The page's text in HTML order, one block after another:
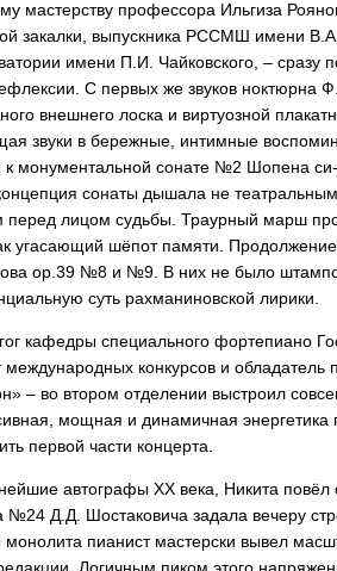
мастерству профессора Ильгиза
закалки, выпускника РССМШ имени В.А.
имени П.И. Чайковского, – сразу
С первых же звуков
внешнего лоска и виртуозной
звуки в бережные, интимные
к монументальной сонате №2 Шопена
сонаты дышала не
лицом судьбы. Траурный марш
угасающий шёпот памяти.
op.39 №8 и №9. В них не было
суть рахманиновской лирики.
кафедры специального фортепиано
международных конкурсов и обладатель
– во втором отделении выстроил
мощная и динамичная энергетика
первой части концерта.
автографы ХХ века, Никита повёл
Д.Д. Шостаковича задала вечеру
монолита пианист мастерски вывел